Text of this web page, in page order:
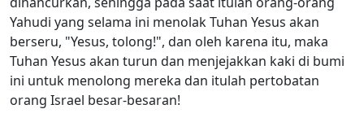
Yahudi yang selama ini menolak Tuhan Yesus akan
berseru, "Yesus, tolong!", dan oleh karena itu, maka
Tuhan Yesus akan turun dan menjejakkan kaki di bumi
ini untuk menolong mereka dan itulah pertobatan
orang Israel besar-besaran!